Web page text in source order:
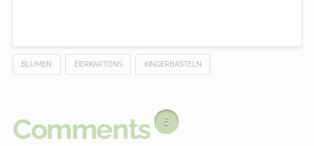
BLUMEN EIERKARTONS KINDERBASTELN
Comments 6